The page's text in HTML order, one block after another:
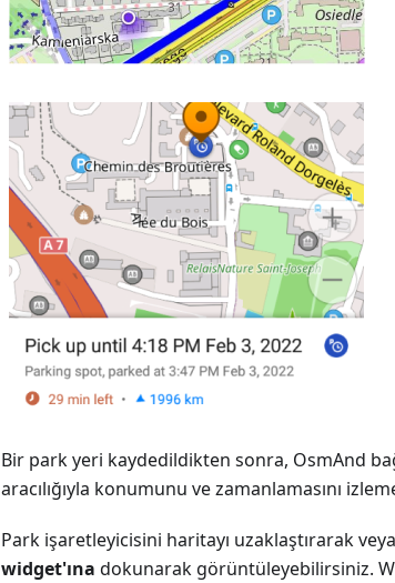
Bir park yeri kaydedildikten sonra, OsmAnd
aracılığıyla konumunu ve zamanlamasını
Park işaretleyicisini haritayı uzaklaştırarak
widget'ına dokunarak görüntüleyebilirsiniz.